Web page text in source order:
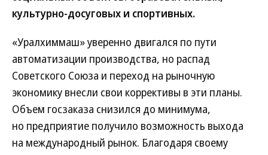
культурно-досуговых и спортивных.
«Уралхиммаш» уверенно двигался по пути
автоматизации производства, но распад
Советского Союза и переход на рыночную
экономику внесли свои коррективы в эти планы.
Объем госзаказа снизился до минимума,
но предприятие получило возможность выхода
на международный рынок. Благодаря своему